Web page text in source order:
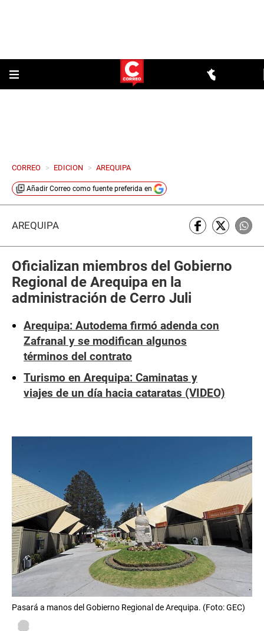
CORREO > EDICION > AREQUIPA
Añadir Correo como fuente preferida en
AREQUIPA
Oficializan miembros del Gobierno
Regional de Arequipa en la
administración de Cerro Juli
Arequipa: Autodema firmó adenda con
Zafranal y se modifican algunos
términos del contrato
Turismo en Arequipa: Caminatas y
viajes de un día hacia cataratas (VIDEO)
Pasará a manos del Gobierno Regional de Arequipa. (Foto: GEC)